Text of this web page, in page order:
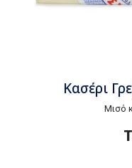
Κασέρι
Μισό